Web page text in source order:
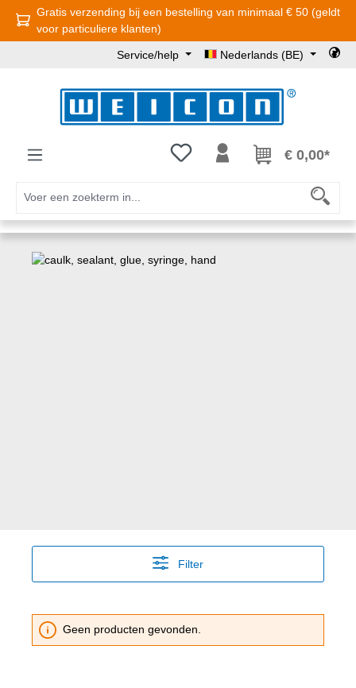
Ga naar de hoofdinhoud
Gratis verzending bij een bestelling van minimaal € 50 (geldt
voor particuliere klanten)
Service/help Nederlands (BE)
Je hebt 0 items op je€ 0,00*
Filter
Geen producten gevonden.